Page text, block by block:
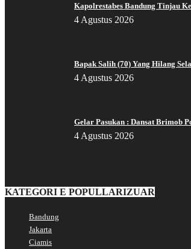
Kapolrestabes Bandung Tinjau
4 Agustus 2026
Bapak Salih (70) Yang Hilang
4 Agustus 2026
Gelar Pasukan : Dansat Brimob
4 Agustus 2026
KATEGORI E POPULLARIZUAR
Bandung
Jakarta
Ciamis